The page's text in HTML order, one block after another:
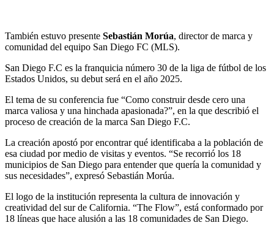
También estuvo presente Sebastián Morúa, director de marca y
comunidad del equipo San Diego FC (MLS).
San Diego F.C es la franquicia número 30 de la liga de fútbol de los
Estados Unidos, su debut será en el año 2025.
El tema de su conferencia fue “Como construir desde cero una
marca valiosa y una hinchada apasionada?”, en la que describió el
proceso de creación de la marca San Diego F.C.
La creación apostó por encontrar qué identificaba a la población de
esa ciudad por medio de visitas y eventos. “Se recorrió los 18
municipios de San Diego para entender que quería la comunidad y
sus necesidades”, expresó Sebastián Morúa.
El logo de la institución representa la cultura de innovación y
creatividad del sur de California. “The Flow”, está conformado por
18 líneas que hace alusión a las 18 comunidades de San Diego.